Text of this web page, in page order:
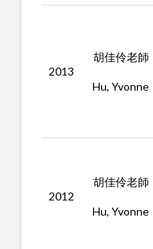
2013
胡佳伶老師
Hu, Yvonne
2012
胡佳伶老師
Hu, Yvonne